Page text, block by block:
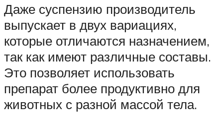
Даже суспензию производитель
выпускает в двух вариациях,
которые отличаются назначением,
так как имеют различные составы.
Это позволяет использовать
препарат более продуктивно для
животных с разной массой тела.